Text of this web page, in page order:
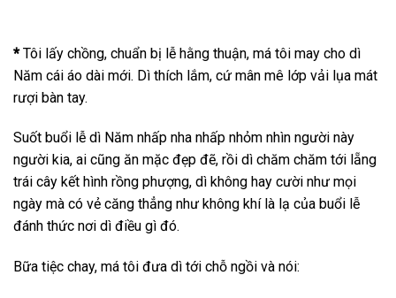
*Tôi lấy chồng, chuẩn bị lễ hằng thuận, má tôi may cho dì
Năm cái áo dài mới. Dì thích lắm, cứ mân mê lớp vải lụa mát
rượi bàn tay.
Suốt buổi lễ dì Năm nhấp nha nhấp nhỏm nhìn người này
người kia, ai cũng ăn mặc đẹp đẽ, rồi dì chăm chăm tới lẵng
trái cây kết hình rồng phượng, dì không hay cười như mọi
ngày mà có vẻ căng thẳng như không khí là lạ của buổi lễ
đánh thức nơi dì điều gì đó.
Bữa tiệc chay, má tôi đưa dì tới chỗ ngồi và nói: